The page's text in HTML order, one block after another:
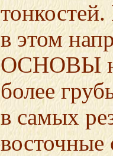
в этом
ОСНОВЫ
более
в самых